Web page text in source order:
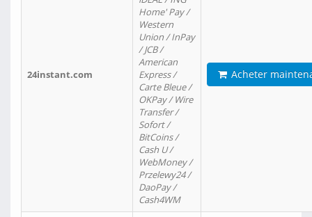
24instant.com
Home' Pay /
Western
Union / InPay
/ JCB /
American
Express /
Carte Bleue /
OKPay / Wire
Transfer /
Sofort /
BitCoins /
Cash U /
WebMoney /
Przelewy24 /
DaoPay /
Cash4WM
Acheter